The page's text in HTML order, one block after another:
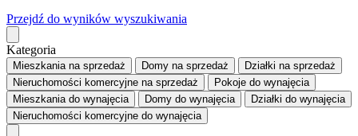
Przejdź do wyników wyszukiwania
Kategoria
Mieszkaniana sprzedaż Domy na sprzedaż Działki na sprzedaż
Nieruchomości komercyjne na sprzedaż Pokoje do wynajęcia
Mieszkaniado wynajęcia Domy do wynajęcia Działki do wynajęcia
Nieruchomości komercyjne do wynajęcia